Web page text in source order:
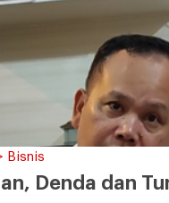
Bisnis
Denda dan